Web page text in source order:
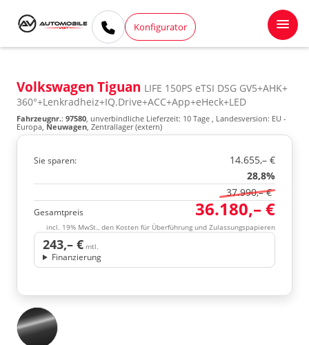
Konfigurator
Volkswagen Tiguan LIFE 150PS eTSI DSG GV5+AHK+
360°+Lenkradheiz+IQ.Drive+ACC+App+eHeck+LED
Fahrzeugnr.: 97580, unverbindliche Lieferzeit: 10 Tage , Landesversion: EU -
Europa, Neuwagen, Zentrallager (extern)
Sie sparen:
14.655,– €
28,8%
37.990,– €
Gesamtpreis 36.180,– €
incl. 19% MwSt., den Kosten für Überführung und Zulassungspapieren
243,– € mtl.
Finanzierung